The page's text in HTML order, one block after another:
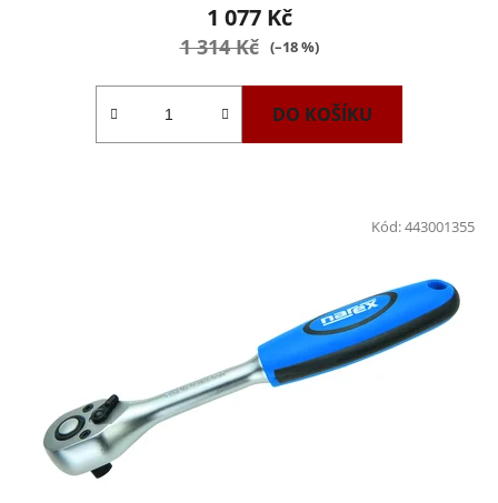
1 077 Kč
1 314 Kč (–18 %)
DO KOŠÍKU
Kód:443001355